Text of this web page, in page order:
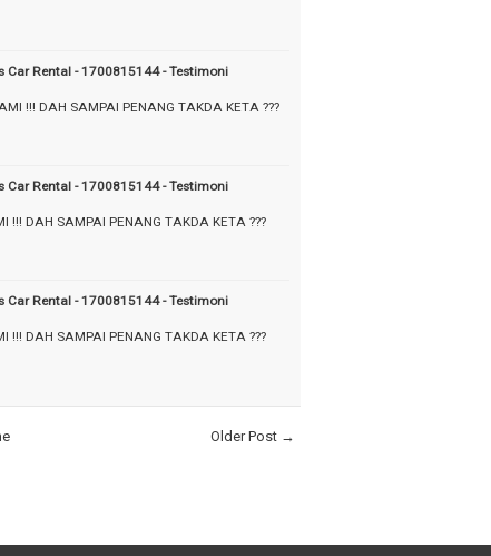
Car Rental - 1700815144 - Testimoni
!!! DAH SAMPAI PENANG TAKDA KETA ???
Car Rental - 1700815144 - Testimoni
!!! DAH SAMPAI PENANG TAKDA KETA ???
Car Rental - 1700815144 - Testimoni
!!! DAH SAMPAI PENANG TAKDA KETA ???
Older Post →